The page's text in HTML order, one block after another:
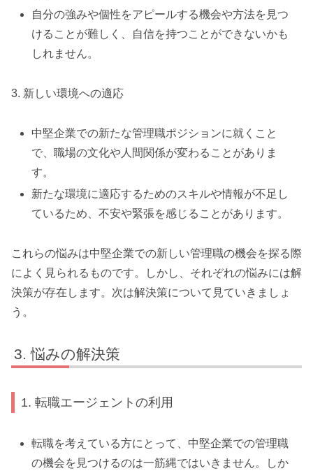
自分の強みや個性をアピールする機会や方法を見つ
けることが難しく、自信を持つことができないかも
しれません。
3. 新しい環境への適応
中堅企業での新たな管理職ポジションに就くこと
で、職場の文化や人間関係が変わることがありま
す。
新たな環境に適応するためのスキルや情報が不足し
ているため、不安や緊張を感じることがあります。
これらの悩みは中堅企業での新しい管理職の機会を探る際
によく見られるものです。しかし、それぞれの悩みには解
決策が存在します。次は解決策について見ていきましょ
う。
悩みの解決策
1. 転職エージェントの利用
転職を考えている方にとって、中堅企業での管理職
の機会を見つけるのは一筋縄ではいきません。しか